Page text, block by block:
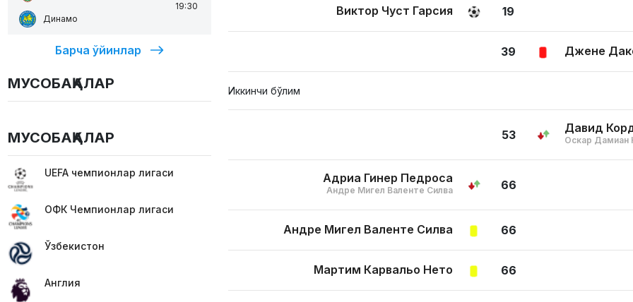
Динамо
19:30
Барча ўйинлар
МУСОБАҚАЛАР
МУСОБАҚАЛАР
UEFA чемпионлар лигаси
ОФК Чемпионлар лигаси
Ўзбекистон
Англия
19
Виктор Чуст Гарсия
39 Джене
Иккинчи бўлим
53 Давид
Оскар Дамиан
66
Адриа Гинер Педроса
Андре Мигел Валенте Силва
66
Андре Мигел Валенте Силва
66
Мартим Карвальо Нето